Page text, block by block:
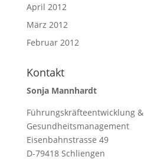
April 2012
März 2012
Februar 2012
Kontakt
Sonja Mannhardt
Führungskräfteentwicklung &
Gesundheitsmanagement
Eisenbahnstrasse 49
D-79418 Schliengen